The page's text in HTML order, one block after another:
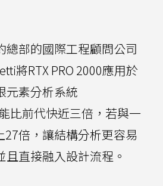
總部的國際工程顧問公司
將RTX PRO 2000應用於
元素分析系統
比前代快近三倍，若與一
27倍，讓結構分析更容易
直接融入設計流程。